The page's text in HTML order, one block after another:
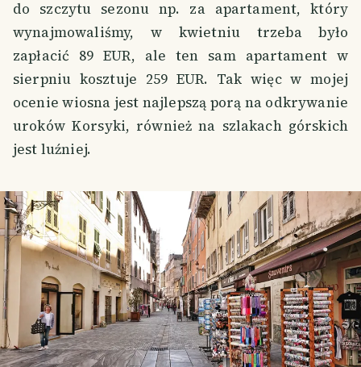
do szczytu sezonu np. za apartament, który
wynajmowaliśmy, w kwietniu trzeba było
zapłacić 89 EUR, ale ten sam apartament w
sierpniu kosztuje 259 EUR. Tak więc w mojej
ocenie wiosna jest najlepszą porą na odkrywanie
uroków Korsyki, również na szlakach górskich
jest luźniej.